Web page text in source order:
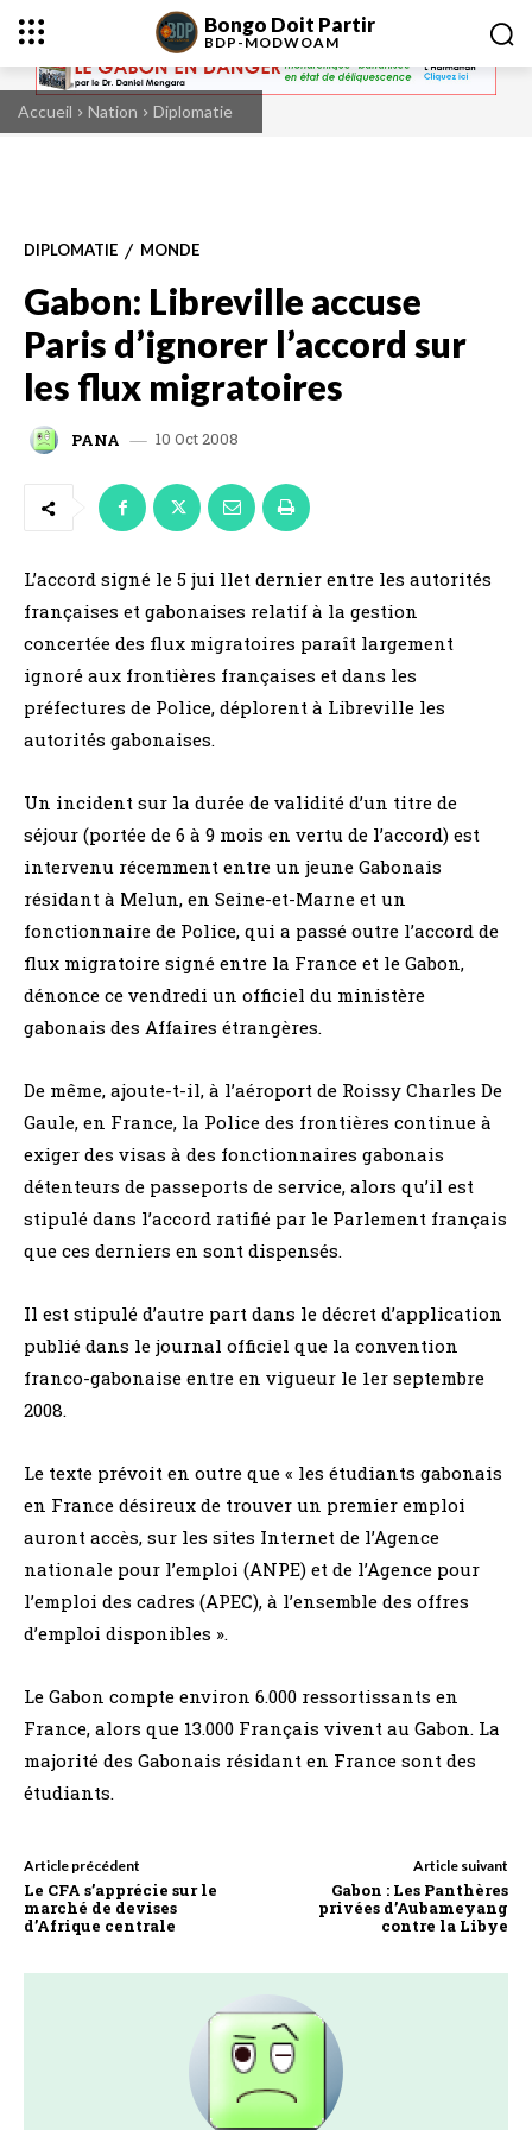
Bongo Doit Partir
BDP-MODWOAM
Accueil Nation Diplomatie
DIPLOMATIE MONDE
Gabon: Libreville accuse
Paris d’ignorer l’accord sur
les flux migratoires
PANA 10 Oct 2008
L’accord signé le 5 jui llet dernier entre les autorités
françaises et gabonaises relatif à la gestion
concertée des flux migratoires paraît largement
ignoré aux frontières françaises et dans les
préfectures de Police, déplorent à Libreville les
autorités gabonaises.
Un incident sur la durée de validité d’un titre de
séjour (portée de 6 à 9 mois en vertu de l’accord) est
intervenu récemment entre un jeune Gabonais
résidant à Melun, en Seine-et-Marne et un
fonctionnaire de Police, qui a passé outre l’accord de
flux migratoire signé entre la France et le Gabon,
dénonce ce vendredi un officiel du ministère
gabonais des Affaires étrangères.
De même, ajoute-t-il, à l’aéroport de Roissy Charles De
Gaule, en France, la Police des frontières continue à
exiger des visas à des fonctionnaires gabonais
détenteurs de passeports de service, alors qu’il est
stipulé dans l’accord ratifié par le Parlement français
que ces derniers en sont dispensés.
Il est stipulé d’autre part dans le décret d’application
publié dans le journal officiel que la convention
franco-gabonaise entre en vigueur le 1er septembre
2008.
Le texte prévoit en outre que « les étudiants gabonais
en France désireux de trouver un premier emploi
auront accès, sur les sites Internet de l’Agence
nationale pour l’emploi (ANPE) et de l’Agence pour
l’emploi des cadres (APEC), à l’ensemble des offres
d’emploi disponibles ».
Le Gabon compte environ 6.000 ressortissants en
France, alors que 13.000 Français vivent au Gabon. La
majorité des Gabonais résidant en France sont des
étudiants.
Article précédent
Le CFA s’apprécie sur le
marché de devises
d’Afrique centrale
Article suivant
Gabon : Les Panthères
privées d’Aubameyang
contre la Libye